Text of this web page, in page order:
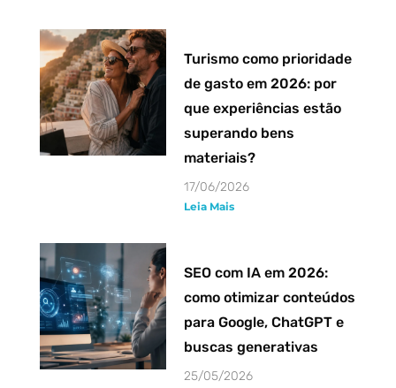
Turismo como prioridade
de gasto em 2026: por
que experiências estão
superando bens
materiais?
17/06/2026
Leia Mais
SEO com IA em 2026:
como otimizar conteúdos
para Google, ChatGPT e
buscas generativas
25/05/2026